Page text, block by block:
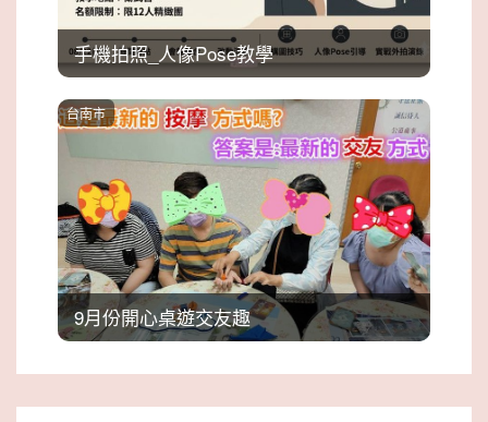
手機拍照_人像Pose教學
9月份開心桌遊交友趣
台南市